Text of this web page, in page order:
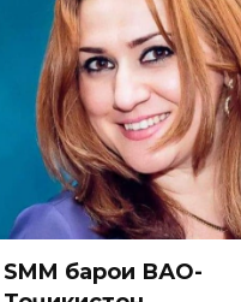
SMM барои ВАО-